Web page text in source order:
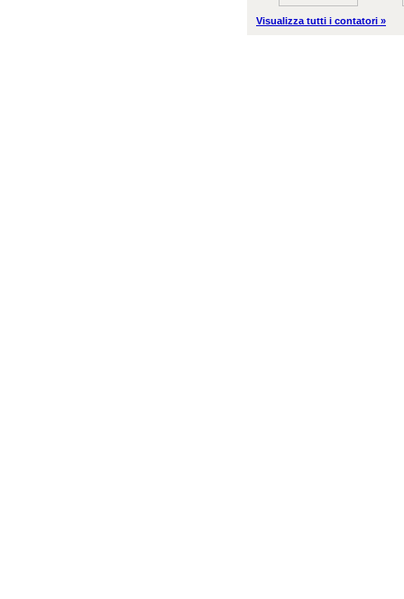
Visualizza tutti i contatori »